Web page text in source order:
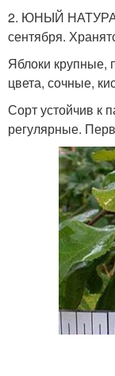
2. ЮНЫЙ
сентября.
Яблоки крупные,
цвета, сочные,
Сорт устойчив к
регулярные.